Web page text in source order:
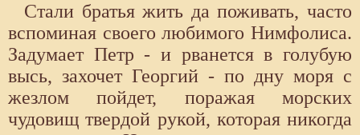
Стали братья жить да поживать, часто
вспоминая своего любимого Нимфолиса.
Задумает Петр - и рванется в голубую
высь, захочет Георгий - по дну моря с
жезлом пойдет, поражая морских
чудовищ твердой рукой, которая никогда